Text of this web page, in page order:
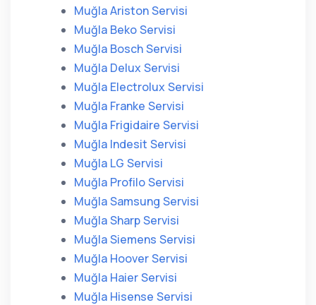
Muğla Ariston Servisi
Muğla Beko Servisi
Muğla Bosch Servisi
Muğla Delux Servisi
Muğla Electrolux Servisi
Muğla Franke Servisi
Muğla Frigidaire Servisi
Muğla Indesit Servisi
Muğla LG Servisi
Muğla Profilo Servisi
Muğla Samsung Servisi
Muğla Sharp Servisi
Muğla Siemens Servisi
Muğla Hoover Servisi
Muğla Haier Servisi
Muğla Hisense Servisi